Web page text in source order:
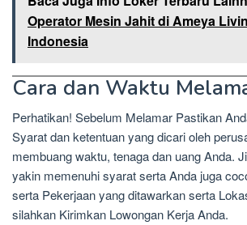
Operator Mesin Jahit di Ameya
Indonesia
Cara dan Waktu
Perhatikan! Sebelum Melamar Pastikan
Syarat dan ketentuan yang dicari oleh
membuang waktu, tenaga dan uang Anda.
yakin memenuhi syarat serta Anda juga
serta Pekerjaan yang ditawarkan serta
silahkan Kirimkan Lowongan Kerja Anda.